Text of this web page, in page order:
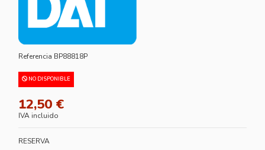
Referencia BP88818P
NO DISPONIBLE
12,50 €
IVA incluido
RESERVA